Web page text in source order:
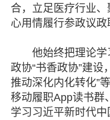
合，立足医疗行业
心用情履行参政议政
他始终把理论学
政协“书香政协”建设
推动深化内化转化”
移动履职App读书群
学习习近平新时代